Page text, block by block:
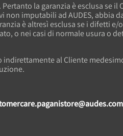
la garanzia è esclusa se il
imputabili ad AUDES, abbia
è altresì esclusa se i difetti e/
o nei casi di normale usura o
al Cliente